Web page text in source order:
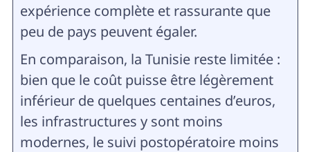
expérience complète et rassurante que
peu de pays peuvent égaler.
En comparaison, la Tunisie reste limitée :
bien que le coût puisse être légèrement
inférieur de quelques centaines d’euros,
les infrastructures y sont moins
modernes, le suivi postopératoire moins